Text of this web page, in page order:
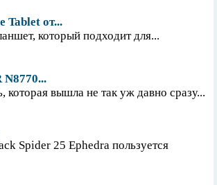
Tablet от...
который подходит для...
которая вышла не так уж давно сразу...
Spider 25 Ephedra пользуется